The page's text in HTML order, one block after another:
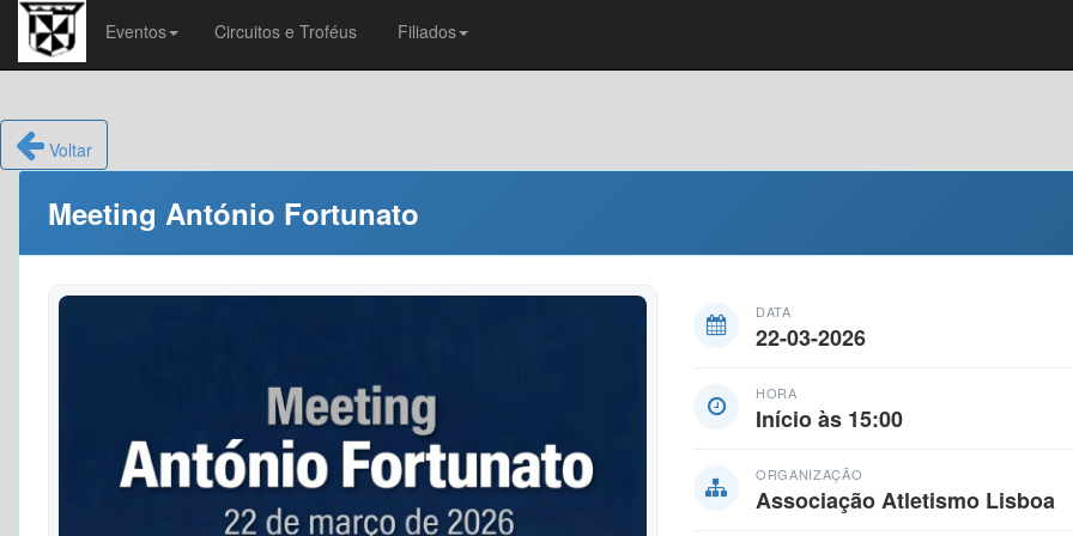
Eventos Circuitos e Troféus Filiados
Voltar
Meeting António Fortunato
DATA
22-03-2026
HORA
Início às 15:00
ORGANIZAÇÃO
Associação Atletismo Lisboa